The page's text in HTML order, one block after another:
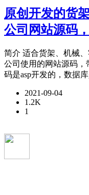
原创开发的货
公司网站源码
简介 适合货架、机械
公司使用的网站源码
码是asp开发的，数据
2021-09-04
1.2K
1